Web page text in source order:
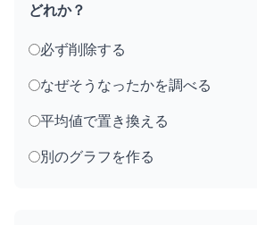
どれか？
必ず削除する
なぜそうなったかを調べる
平均値で置き換える
別のグラフを作る